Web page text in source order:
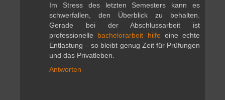
Im Stress des letzten Semesters kann es
schwerfallen, den Überblick zu behalten.
Gerade bei der Abschlussarbeit ist
professionelle bachelorarbeit hilfe eine echte
Entlastung – so bleibt genug Zeit für Prüfungen
und das Privatleben.
Antworten